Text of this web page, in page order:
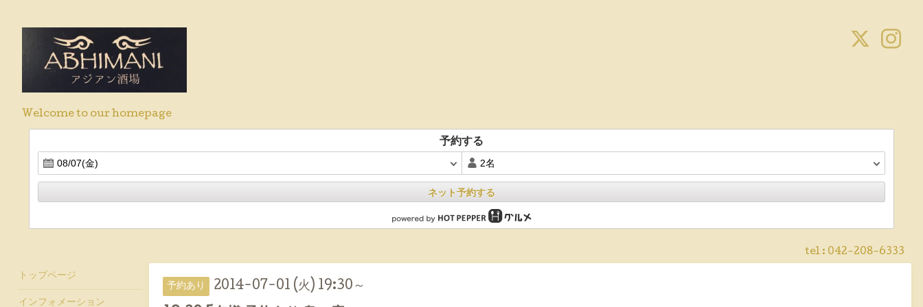
Welcome to our homepage
tel : 042-208-6333
予約する
ネット予約する
予約あり 2014-07-01 (火) 19:30～
トップページ
インフォメーション